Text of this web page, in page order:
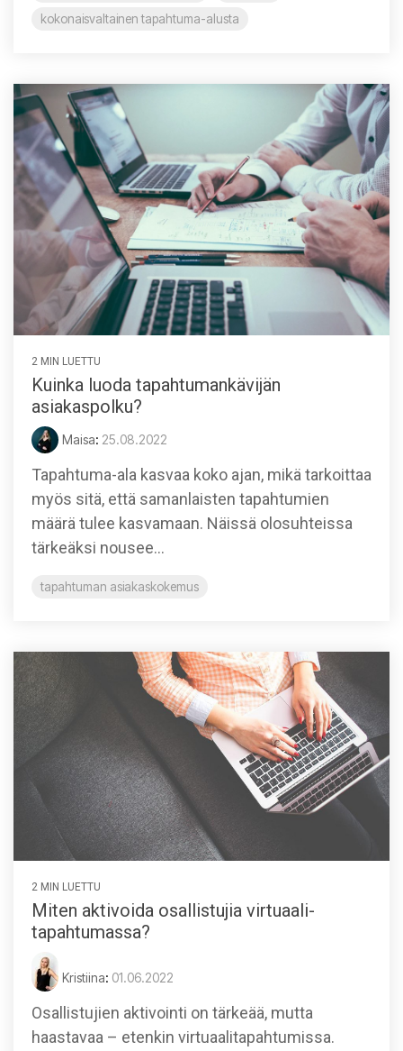
kokonaisvaltainen tapahtuma-alusta
2 MIN LUETTU
Kuinka luoda tapahtumankävijän
asiakaspolku?
Maisa: 25.08.2022
Tapahtuma-ala kasvaa koko ajan, mikä tarkoittaa
myös sitä, että samanlaisten tapahtumien
määrä tulee kasvamaan. Näissä olosuhteissa
tärkeäksi nousee...
tapahtuman asiakaskokemus
2 MIN LUETTU
Miten aktivoida osallistujia virtuaali-
tapahtumassa?
Kristiina: 01.06.2022
Osallistujien aktivointi on tärkeää, mutta
haastavaa – etenkin virtuaalitapahtumissa.